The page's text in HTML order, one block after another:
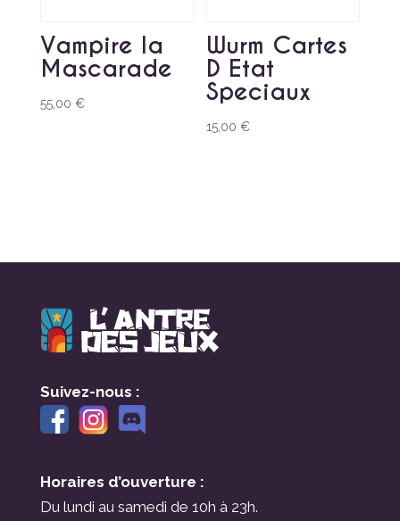
Vampire la
Mascarade
55,00 €
Wurm Cartes
D Etat
Speciaux
15,00€
Suivez-nous :
Horaires d’ouverture :
Du lundi au samedi de 10h à 23h.